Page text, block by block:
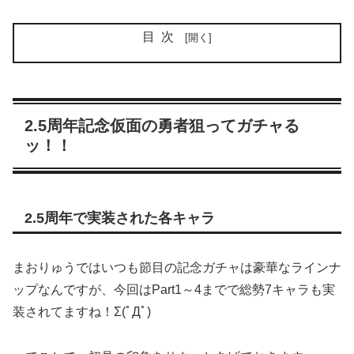
目次
2.5周年記念仮面の勇者狙ってガチャる
ッ！！
2.5周年で実装された各キャラ
まおりゅうではいつも節目の記念ガチャは豪華なラインナ
ップなんですが、今回はPart1～4までで総勢7キャラも実
装されてますね！Σ(ﾟДﾟ)